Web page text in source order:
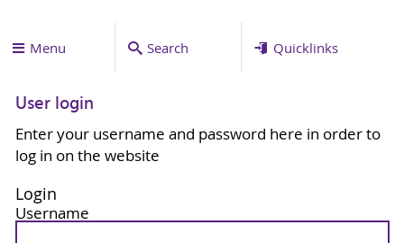
Menu Search Quicklinks
User login
Enter your username and password here in order to
log in on the website
Login
Username